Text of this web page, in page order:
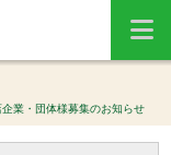
業・団体様募集のお知らせ